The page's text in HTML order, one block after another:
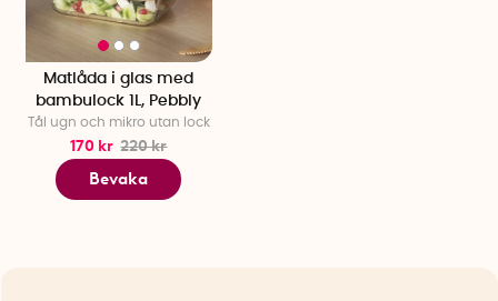
Matlåda i glas med
bambulock 1L, Pebbly
Tål ugn och mikro utan lock
170 kr 220 kr
Bevaka